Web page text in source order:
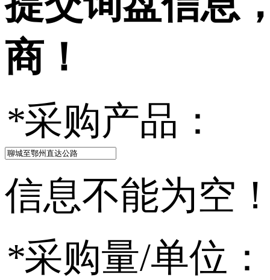
商！
*采购产品：
信息不能为空
*采购量/单位：